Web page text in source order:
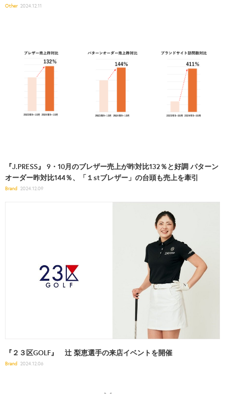
Other 2024.12.11
『J.PRESS』 9・10月のブレザー売上が昨対比132％と好調 パターン
オーダー昨対比144％、「１stブレザー」の台頭も売上を牽引
Brand 2024.12.09
『２３区GOLF』 辻 梨恵選手の来店イベントを開催
Brand 2024.12.06